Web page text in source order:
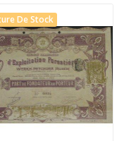
De Stock